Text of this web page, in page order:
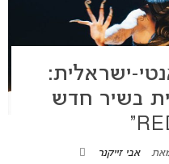
ישראלית:
בשיר חדש
אבי זייקנר